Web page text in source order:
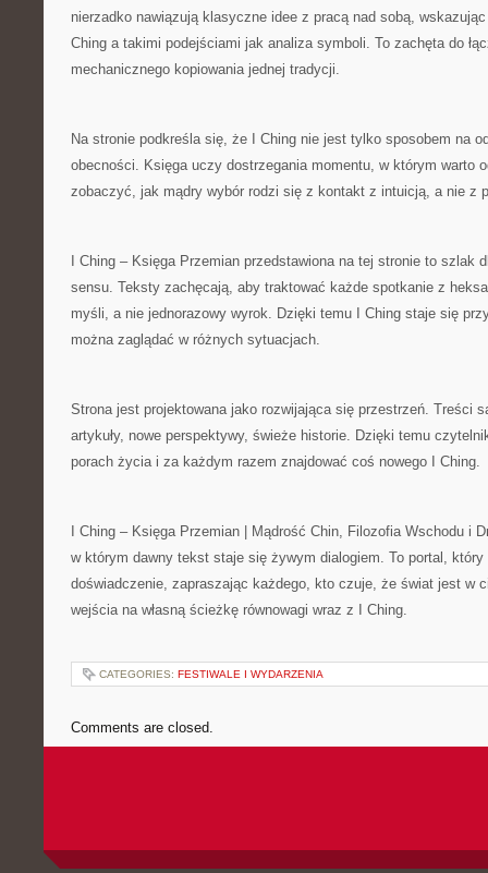
nierzadko nawiązują klasyczne idee z pracą nad sobą,
Ching a takimi podejściami jak analiza symboli. To zachęta do
mechanicznego kopiowania jednej tradycji.
Na stronie podkreśla się, że I Ching nie jest tylko sposobem na
obecności. Księga uczy dostrzegania momentu, w którym warto
zobaczyć, jak mądry wybór rodzi się z kontakt z intuicją, a nie z
I Ching – Księga Przemian przedstawiona na tej stronie to szlak
sensu. Teksty zachęcają, aby traktować każde spotkanie z
myśli, a nie jednorazowy wyrok. Dzięki temu I Ching staje się
można zaglądać w różnych sytuacjach.
Strona jest projektowana jako rozwijająca się przestrzeń. Treści
artykuły, nowe perspektywy, świeże historie. Dzięki temu
porach życia i za każdym razem znajdować coś nowego I Ching.
I Ching – Księga Przemian | Mądrość Chin, Filozofia Wschodu i
w którym dawny tekst staje się żywym dialogiem. To portal, który
doświadczenie, zapraszając każdego, kto czuje, że świat jest w
wejścia na własną ścieżkę równowagi wraz z I Ching.
CATEGORIES: FESTIWALE I WYDARZENIA
Comments are closed.